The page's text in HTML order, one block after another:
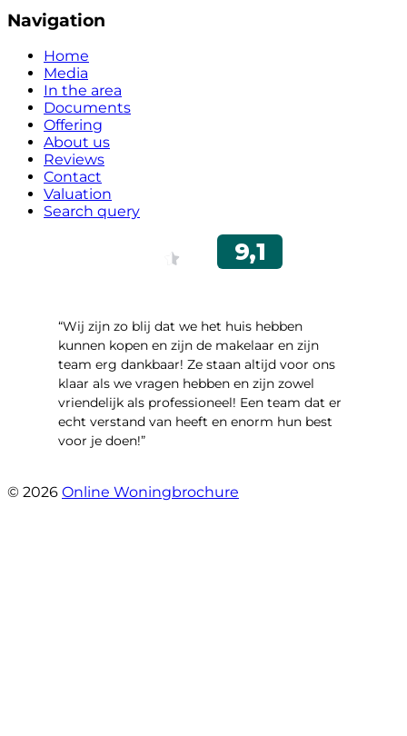
Navigation
Home
Media
In the area
Documents
Offering
About us
Reviews
Contact
Valuation
Search query
“Wij zijn zo blij dat we het huis hebben
kunnen kopen en zijn de makelaar en zijn
team erg dankbaar! Ze staan altijd voor ons
klaar als we vragen hebben en zijn zowel
vriendelijk als professioneel! Een team dat er
echt verstand van heeft en enorm hun best
voor je doen!”
© 2026 Online Woningbrochure